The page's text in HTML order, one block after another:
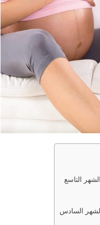
التاسع
السادس